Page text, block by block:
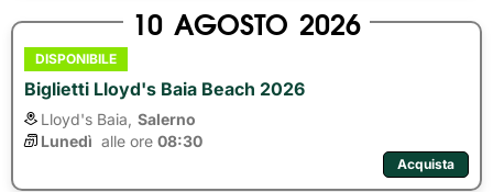
10 AGOSTO 2026
DISPONIBILE
Biglietti Lloyd's Baia Beach 2026
Lloyd's Baia, Salerno
Lunedì alle ore 08:30
Acquista